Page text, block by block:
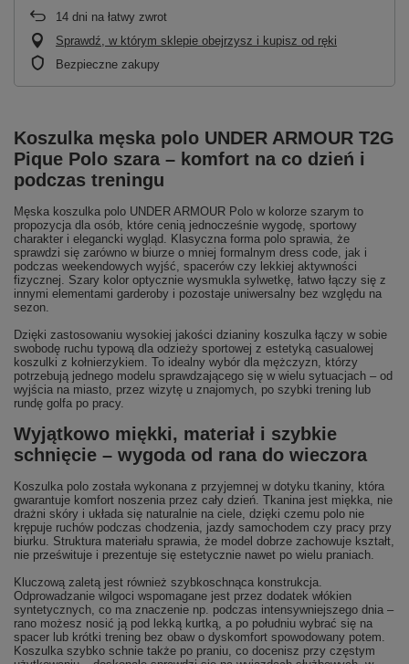
14 dni na łatwy zwrot
Sprawdź, w którym sklepie obejrzysz i kupisz od ręki
Bezpieczne zakupy
Koszulka męska polo UNDER ARMOUR T2G
Pique Polo szara – komfort na co dzień i
podczas treningu
Męska koszulka polo UNDER ARMOUR Polo w kolorze szarym to
propozycja dla osób, które cenią jednocześnie wygodę, sportowy
charakter i elegancki wygląd. Klasyczna forma polo sprawia, że
sprawdzi się zarówno w biurze o mniej formalnym dress code, jak i
podczas weekendowych wyjść, spacerów czy lekkiej aktywności
fizycznej. Szary kolor optycznie wysmukla sylwetkę, łatwo łączy się z
innymi elementami garderoby i pozostaje uniwersalny bez względu na
sezon.
Dzięki zastosowaniu wysokiej jakości dzianiny koszulka łączy w sobie
swobodę ruchu typową dla odzieży sportowej z estetyką casualowej
koszulki z kołnierzykiem. To idealny wybór dla mężczyzn, którzy
potrzebują jednego modelu sprawdzającego się w wielu sytuacjach – od
wyjścia na miasto, przez wizytę u znajomych, po szybki trening lub
rundę golfa po pracy.
Wyjątkowo miękki, materiał i szybkie
schnięcie – wygoda od rana do wieczora
Koszulka polo została wykonana z przyjemnej w dotyku tkaniny, która
gwarantuje komfort noszenia przez cały dzień. Tkanina jest miękka, nie
drażni skóry i układa się naturalnie na ciele, dzięki czemu polo nie
krępuje ruchów podczas chodzenia, jazdy samochodem czy pracy przy
biurku. Struktura materiału sprawia, że model dobrze zachowuje kształt,
nie prześwituje i prezentuje się estetycznie nawet po wielu praniach.
Kluczową zaletą jest również szybkoschnąca konstrukcja.
Odprowadzanie wilgoci wspomagane jest przez dodatek włókien
syntetycznych, co ma znaczenie np. podczas intensywniejszego dnia –
rano możesz nosić ją pod lekką kurtką, a po południu wybrać się na
spacer lub krótki trening bez obaw o dyskomfort spowodowany potem.
Koszulka szybko schnie także po praniu, co docenisz przy częstym